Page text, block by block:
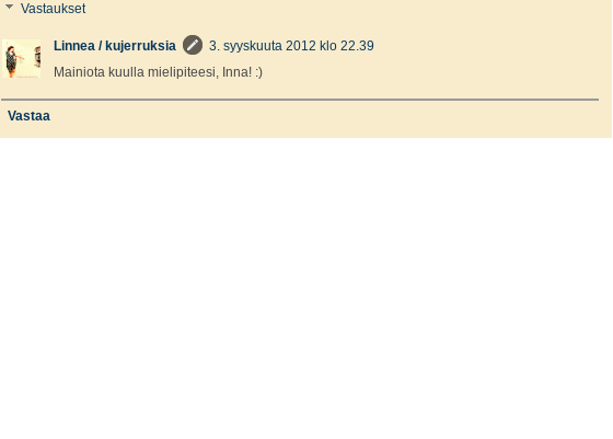
Vastaukset
Linnea / kujerruksia
3. syyskuuta 2012 klo 22.39
Mainiota kuulla mielipiteesi, Inna! :)
Vastaa